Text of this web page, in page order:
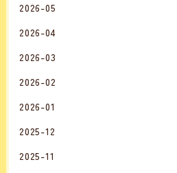
2026-05
2026-04
2026-03
2026-02
2026-01
2025-12
2025-11